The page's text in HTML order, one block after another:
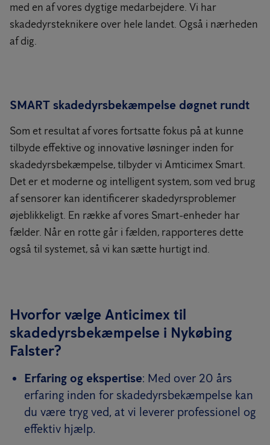
med en af vores dygtige medarbejdere. Vi har
skadedyrsteknikere over hele landet. Også i nærheden
af dig.
SMART skadedyrsbekæmpelse døgnet rundt
Som et resultat af vores fortsatte fokus på at kunne
tilbyde effektive og innovative løsninger inden for
skadedyrsbekæmpelse, tilbyder vi Amticimex Smart.
Det er et moderne og intelligent system, som ved brug
af sensorer kan identificerer skadedyrsproblemer
øjeblikkeligt. En række af vores Smart-enheder har
fælder. Når en rotte går i fælden, rapporteres dette
også til systemet, så vi kan sætte hurtigt ind.
Hvorfor vælge Anticimex til
skadedyrsbekæmpelse i Nykøbing
Falster?
Erfaring og ekspertise: Med over 20 års
erfaring inden for skadedyrsbekæmpelse kan
du være tryg ved, at vi leverer professionel og
effektiv hjælp.